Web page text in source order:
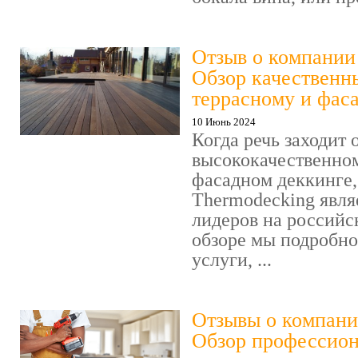
Отзыв о
Обзор
террасному и
10 Июнь 2024
Когда речь заходит
фасадном
Thermodecking
лидеров на
обзоре мы
услуги, ...
Отзывы о
Обзор